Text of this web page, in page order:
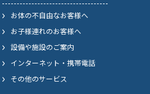
お体の不自由なお客様へ
お子様連れのお客様へ
設備や施設のご案内
インターネット・携帯電話
その他のサービス